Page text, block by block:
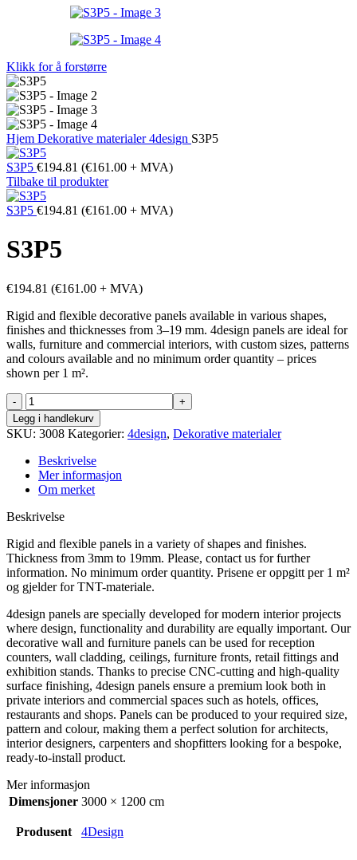
Klikk for å forstørre
Hjem Dekorative materialer4design S3P5
S3P5 €194.81 (€161.00 + MVA)
Tilbake til produkter
S3P5 €194.81 (€161.00 + MVA)
S3P5
€194.81 (€161.00 + MVA)
Rigid and flexible decorative panels available in various shapes,
finishes and thicknesses from 3–19 mm. 4design panels are ideal for
walls, furniture and commercial interiors, with custom sizes, patterns
and colours available and no minimum order quantity – prices
shown per 1 m².
S3P5
antall
Legg i handlekurv
SKU: 3008 Kategorier: 4design, Dekorative materialer
Beskrivelse
Mer informasjon
Om merket
Beskrivelse
Rigid and flexible panels in a variety of shapes and finishes.
Thickness from 3mm to 19mm. Please, contact us for further
information. No minimum order quantity. Prisene er oppgitt per 1 m²
og gjelder for TNT-materiale.
4design panels are specially developed for modern interior projects
where design, functionality and durability are equally important. Our
decorative wall and furniture panels can be used for reception
counters, wall cladding, ceilings, furniture fronts, retail fittings and
exhibition stands. Thanks to precise CNC-cutting and high-quality
surface finishing, 4design panels ensure a premium look both in
private interiors and commercial spaces such as hotels, offices,
restaurants and shops. Panels can be produced to your required size,
pattern and colour, making them a perfect solution for architects,
interior designers, carpenters and shopfitters looking for a bespoke,
ready-to-install product.
Mer informasjon
Dimensjoner 3000 × 1200 cm
Produsent 4Design